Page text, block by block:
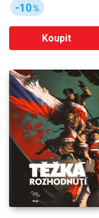
-10%
Koupit